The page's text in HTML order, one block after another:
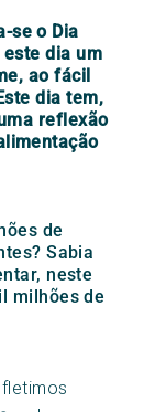
se o Dia
dia um
ao fácil
dia tem,
reflexão
de
Sabia
neste
milhões de